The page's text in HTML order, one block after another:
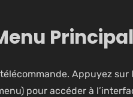
Principal
Appuyez
pour accéder à